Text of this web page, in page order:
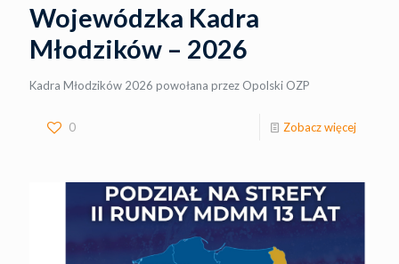
Wojewódzka Kadra
Młodzików – 2026
Kadra Młodzików 2026 powołana przez Opolski OZP
0 Zobacz więcej